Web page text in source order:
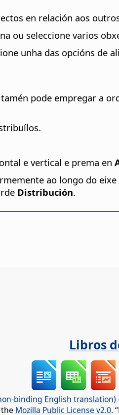
en relación aos
ou seleccione varios
unha das opcións de
pode empregar a
e vertical e prema en
ao longo do
Distribución.
Libros
binding English translation)
Mozilla Public License v2.0.